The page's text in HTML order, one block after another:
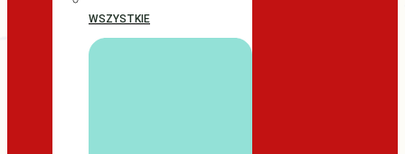
WSZYSTKIE